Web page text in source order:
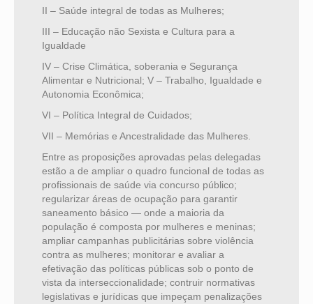
II – Saúde integral de todas as Mulheres;
III – Educação não Sexista e Cultura para a
Igualdade
IV – Crise Climática, soberania e Segurança
Alimentar e Nutricional; V – Trabalho, Igualdade e
Autonomia Econômica;
VI – Política Integral de Cuidados;
VII – Memórias e Ancestralidade das Mulheres.
Entre as proposições aprovadas pelas delegadas
estão a de ampliar o quadro funcional de todas as
profissionais de saúde via concurso público;
regularizar áreas de ocupação para garantir
saneamento básico — onde a maioria da
população é composta por mulheres e meninas;
ampliar campanhas publicitárias sobre violência
contra as mulheres; monitorar e avaliar a
efetivação das políticas públicas sob o ponto de
vista da interseccionalidade; contruir normativas
legislativas e jurídicas que impeçam penalizações